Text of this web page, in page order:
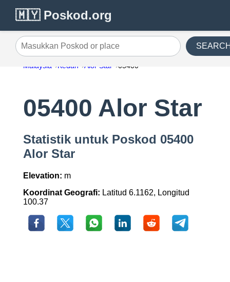
🇲🇾 Poskod.org
Masukkan Poskod or place
Malaysia Kedah Alor Star 05400
05400 Alor Star
Statistik untuk Poskod 05400
Alor Star
Elevation: m
Koordinat Geografi: Latitud 6.1162, Longitud
100.37